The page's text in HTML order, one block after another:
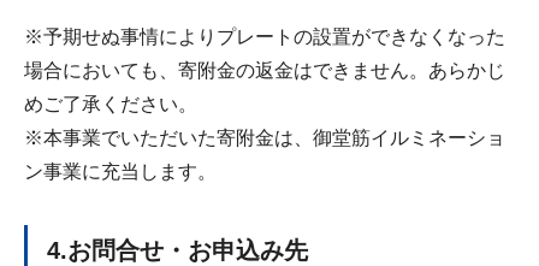
※予期せぬ事情によりプレートの設置ができなくなった
場合においても、寄附金の返金はできません。あらかじ
めご了承ください。
※本事業でいただいた寄附金は、御堂筋イルミネーショ
ン事業に充当します。
4.お問合せ・お申込み先